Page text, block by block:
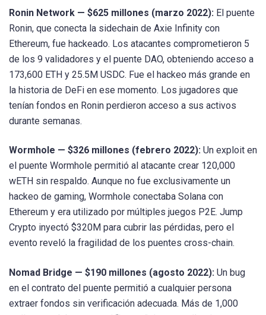
Ronin Network — $625 millones (marzo 2022): El puente
Ronin, que conecta la sidechain de Axie Infinity con
Ethereum, fue hackeado. Los atacantes comprometieron 5
de los 9 validadores y el puente DAO, obteniendo acceso a
173,600 ETH y 25.5M USDC. Fue el hackeo más grande en
la historia de DeFi en ese momento. Los jugadores que
tenían fondos en Ronin perdieron acceso a sus activos
durante semanas.
Wormhole — $326 millones (febrero 2022): Un exploit en
el puente Wormhole permitió al atacante crear 120,000
wETH sin respaldo. Aunque no fue exclusivamente un
hackeo de gaming, Wormhole conectaba Solana con
Ethereum y era utilizado por múltiples juegos P2E. Jump
Crypto inyectó $320M para cubrir las pérdidas, pero el
evento reveló la fragilidad de los puentes cross-chain.
Nomad Bridge — $190 millones (agosto 2022): Un bug
en el contrato del puente permitió a cualquier persona
extraer fondos sin verificación adecuada. Más de 1,000